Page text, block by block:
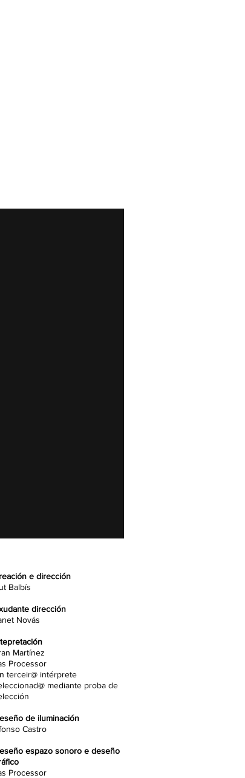
e dirección
Balbís
dirección
Novás
Martínez
Processor
terceir@ intérprete
mediante proba de
de iluminación
Castro
espazo sonoro e deseño
Processor